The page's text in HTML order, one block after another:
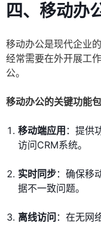
四、移动办
移动办公是现代企业
经常需要在外开展工
公。
移动办公的关键功能包
移动端应用 ：提供
访问CRM系统。
实时同步：确保移
据不一致问题。
离线访问 ：在无网